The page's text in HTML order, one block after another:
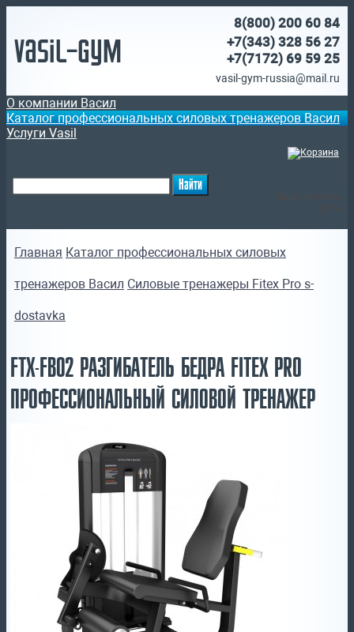
Vasil-Gym
8(800) 200 60 84
+7(343) 328 56 27
+7(7172) 69 59 25
vasil-gym-russia@mail.ru
О компании Васил
Каталог профессиональных силовых тренажеров Васил
Услуги Vasil
Главная Каталог профессиональных силовых
тренажеров Васил Силовые тренажеры Fitex Pro s-
dostavka
FTX-FB02 РАЗГИБАТЕЛЬ БЕДРА FITEX PRO
ПРОФЕССИОНАЛЬНЫЙ СИЛОВОЙ ТРЕНАЖЕР